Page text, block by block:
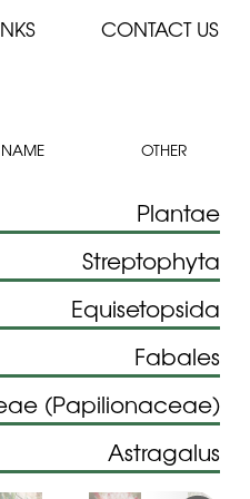
CONTACT US
NAME OTHER
Plantae
Streptophyta
Equisetopsida
Fabales
(Papilionaceae)
Astragalus